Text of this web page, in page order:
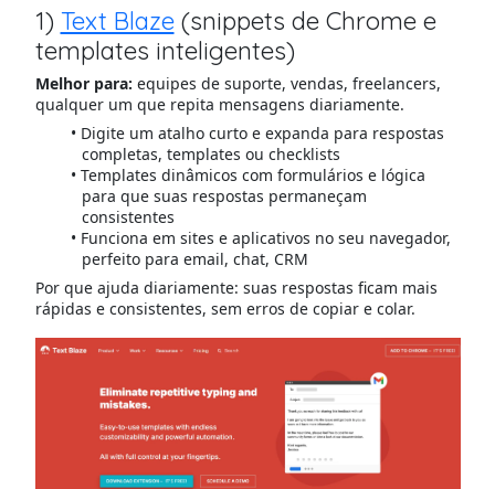
1) Text Blaze(snippets de Chrome e
templates inteligentes)
Melhor para: equipes de suporte, vendas, freelancers,
qualquer um que repita mensagens diariamente.
Digite um atalho curto e expanda para respostas
completas, templates ou checklists
Templates dinâmicos com formulários e lógica
para que suas respostas permaneçam
consistentes
Funciona em sites e aplicativos no seu navegador,
perfeito para email, chat, CRM
Por que ajuda diariamente: suas respostas ficam mais
rápidas e consistentes, sem erros de copiar e colar.